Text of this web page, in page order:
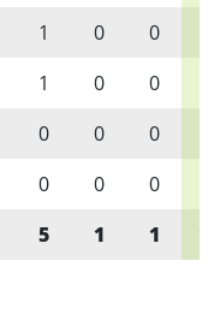
1 0 0
1 0 0
0 0 0
0 0 0
5 1 1